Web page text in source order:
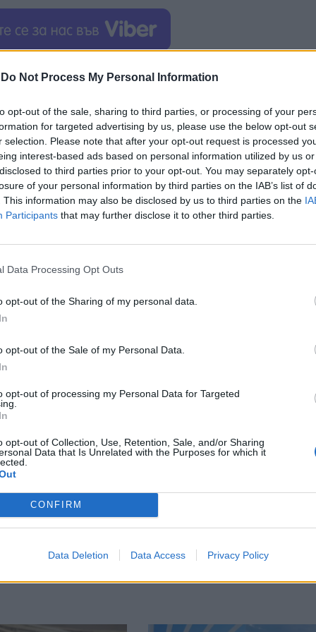
Do Not Process My Personal Information
opt-out of the sale, sharing to third parties, or processing of your
for targeted advertising by us, please use the below opt-out
selection. Please note that after your opt-out request is processed
interest-based ads based on personal information utilized by us
to third parties prior to your opt-out. You may separately
of your personal information by third parties on the IAB’s list of
This information may also be disclosed by us to third parties on the
Participants that may further disclose it to other third parties.
Data Processing Opt Outs
opt-out of the Sharing of my personal data.
opt-out of the Sale of my Personal Data.
opt-out of processing my Personal Data for Targeted
opt-out of Collection, Use, Retention, Sale, and/or Sharing
Data that Is Unrelated with the Purposes for which it
CONFIRM
Data Deletion Data Access Privacy Policy
не само ще помогне за стабилизирането и
Китай и САЩ, но и ще послужи като полезен
от Министерството на търговията.
делегации на двете страни ще
и ще пристъпят към тяхното възможно най-
от 13 до 15 май в рамките на първата си
столица проведе преговори със Си
НОВИНИ »
Последвайте ни във
ВЪВ facebook
в: